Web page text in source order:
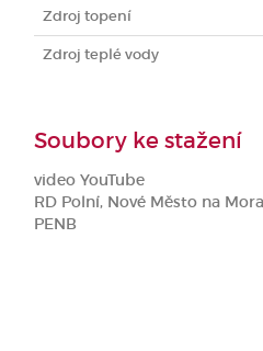
Zdroj topení
Zdroj teplé vody
Soubory ke stažení
video YouTube
RD Polní, Nové Město na
PENB